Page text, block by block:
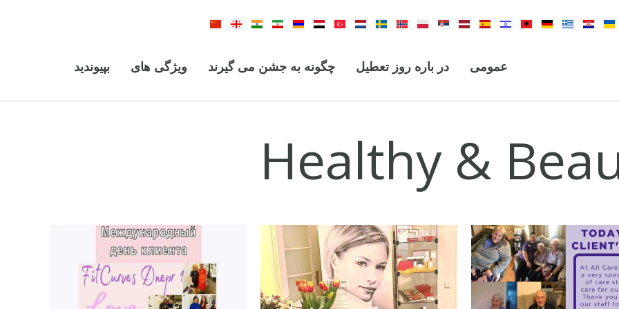
عمومی در باره روز تعطیل چگونه به جشن می گیرند ویژگی های بپیوندید
Healthy &